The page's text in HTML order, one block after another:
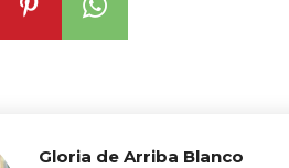
Gloria de Arriba Blanco